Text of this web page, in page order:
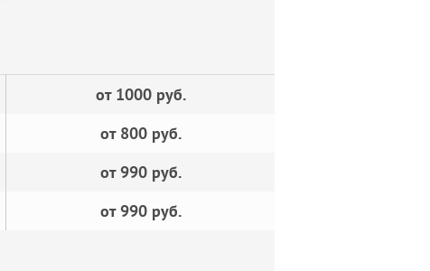
от 1000 руб.
от 800 руб.
от 990 руб.
от 990 руб.